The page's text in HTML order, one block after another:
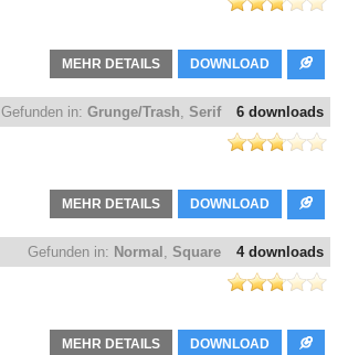
DOWNLOAD
MEHR DETAILS
6 downloads
Gefunden in: Grunge/Trash, Serif
DOWNLOAD
MEHR DETAILS
4 downloads
Gefunden in: Normal , Square
DOWNLOAD
MEHR DETAILS